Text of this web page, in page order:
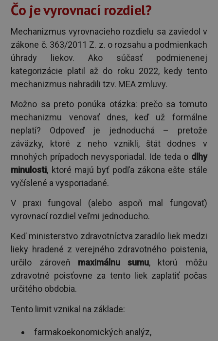
Čo je vyrovnací rozdiel?
Mechanizmus vyrovnacieho rozdielu sa zaviedol v
zákone č. 363/2011 Z. z. o rozsahu a podmienkach
úhrady liekov. Ako súčasť podmienenej
kategorizácie platil až do roku 2022, kedy tento
mechanizmus nahradili tzv. MEA zmluvy.
Možno sa preto ponúka otázka: prečo sa tomuto
mechanizmu venovať dnes, keď už formálne
neplatí? Odpoveď je jednoduchá – pretože
záväzky, ktoré z neho vznikli, štát dodnes v
mnohých prípadoch nevysporiadal. Ide teda o dlhy
minulosti, ktoré majú byť podľa zákona ešte stále
vyčíslené a vysporiadané.
V praxi fungoval (alebo aspoň mal fungovať)
vyrovnací rozdiel veľmi jednoducho.
Keď ministerstvo zdravotníctva zaradilo liek medzi
lieky hradené z verejného zdravotného poistenia,
určilo zároveň maximálnu sumu, ktorú môžu
zdravotné poisťovne za tento liek zaplatiť počas
určitého obdobia.
Tento limit vznikal na základe:
farmakoekonomických analýz,